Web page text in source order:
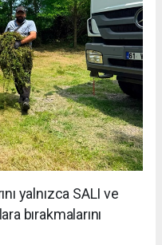
yalnızca SALI ve
bırakmalarını